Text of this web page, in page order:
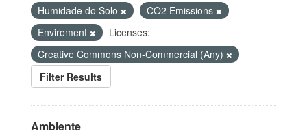
Humidade do Solo
CO2 Emissions
Enviroment
Licenses:
Creative Commons Non-Commercial (Any)
Filter Results
Ambiente